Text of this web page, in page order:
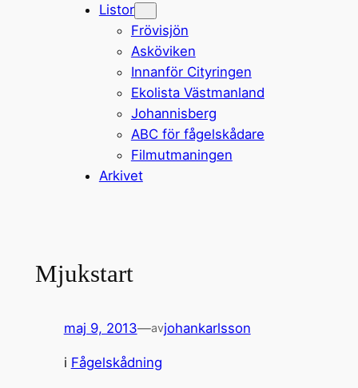
Listor
Frövisjön
Asköviken
Innanför Cityringen
Ekolista Västmanland
Johannisberg
ABC för fågelskådare
Filmutmaningen
Arkivet
Mjukstart
maj 9, 2013—avjohankarlsson
i Fågelskådning